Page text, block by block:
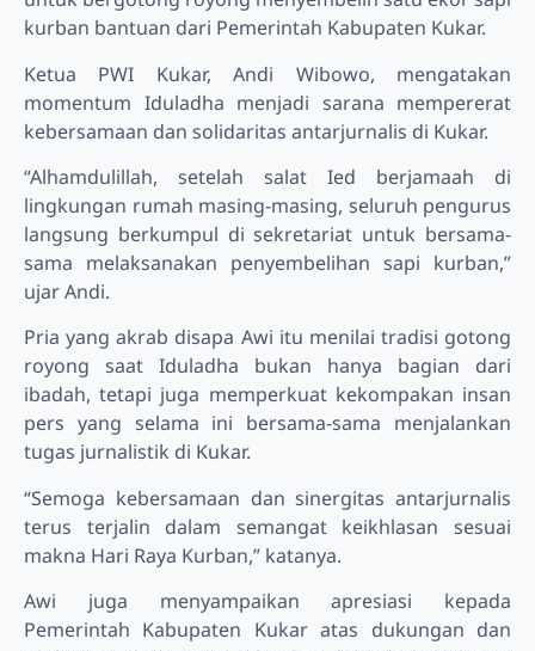
kurban bantuan dari Pemerintah Kabupaten Kukar.
Ketua PWI Kukar, Andi Wibowo, mengatakan
momentum Iduladha menjadi sarana mempererat
kebersamaan dan solidaritas antarjurnalis di Kukar.
“Alhamdulillah, setelah salat Ied berjamaah di
lingkungan rumah masing-masing, seluruh pengurus
langsung berkumpul di sekretariat untuk bersama-
sama melaksanakan penyembelihan sapi kurban,”
ujar Andi.
Pria yang akrab disapa Awi itu menilai tradisi gotong
royong saat Iduladha bukan hanya bagian dari
ibadah, tetapi juga memperkuat kekompakan insan
pers yang selama ini bersama-sama menjalankan
tugas jurnalistik di Kukar.
“Semoga kebersamaan dan sinergitas antarjurnalis
terus terjalin dalam semangat keikhlasan sesuai
makna Hari Raya Kurban,” katanya.
Awi juga menyampaikan apresiasi kepada
Pemerintah Kabupaten Kukar atas dukungan dan